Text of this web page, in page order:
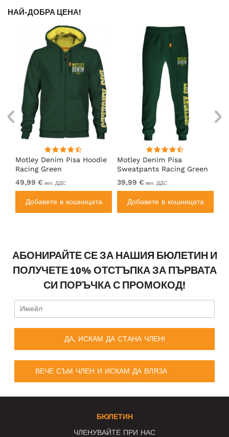
НАЙ-ДОБРА ЦЕНА!
Motley Denim Pisa Hoodie
Racing Green
49,99 € вкл. ДДС
Добавете в кошницата
Motley Denim Pisa
Sweatpants Racing Green
39,99 € вкл. ДДС
Добавете в кошницата
АБОНИРАЙТЕ СЕ ЗА НАШИЯ БЮЛЕТИН И
ПОЛУЧЕТЕ 10% ОТСТЪПКА ЗА ПЪРВАТА
СИ ПОРЪЧКА С ПРОМОКОД!
ДА, ИСКАМ ДА СТАНА ЧЛЕН!
ВЕЧЕ СЪМ ЧЛЕН И ИСКАМ ДА ВЛЯЗА
БЮЛЕТИН
ЧЛЕНУВАЙТЕ ПРИ НАС